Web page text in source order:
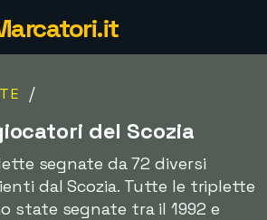
/
del Scozia
segnate da 72 diversi
dal Scozia. Tutte le triplette
state segnate tra il 1992 e